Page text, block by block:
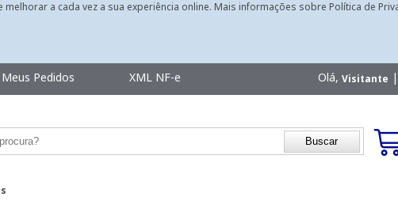
a cada vez a sua experiência online. Mais informações sobre Política de
Meus Pedidos XML NF-e Olá, Visitante |